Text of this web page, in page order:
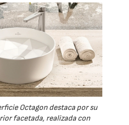
Octagon destaca por su
facetada, realizada con